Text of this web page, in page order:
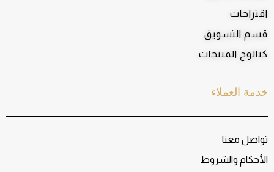
خدمة العملاء
تواصل معنا
الأحكام والشروط
اقتراحات
قسم التسويق
كتالوج المنتجات